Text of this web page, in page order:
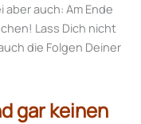
auch: Am Ende
Lass Dich nicht
die Folgen Deiner
gar keinen